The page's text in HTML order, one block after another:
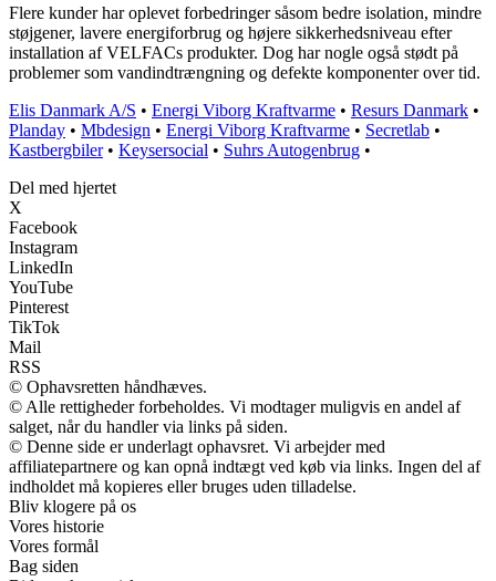
Flere kunder har oplevet forbedringer såsom bedre isolation, mindre
støjgener, lavere energiforbrug og højere sikkerhedsniveau efter
installation af VELFACs produkter. Dog har nogle også stødt på
problemer som vandindtrængning og defekte komponenter over tid.
Elis Danmark A/S • Energi Viborg Kraftvarme • Resurs Danmark •
Planday • Mbdesign • Energi Viborg Kraftvarme • Secretlab •
Kastbergbiler• Keysersocial • Suhrs Autogenbrug •
Del med hjertet
X
Facebook
Instagram
LinkedIn
YouTube
Pinterest
TikTok
Mail
RSS
© Ophavsretten håndhæves.
© Alle rettigheder forbeholdes. Vi modtager muligvis en andel af
salget, når du handler via links på siden.
© Denne side er underlagt ophavsret. Vi arbejder med
affiliatepartnere og kan opnå indtægt ved køb via links. Ingen del af
indholdet må kopieres eller bruges uden tilladelse.
Bliv klogere på os
Vores historie
Vores formål
Bag siden